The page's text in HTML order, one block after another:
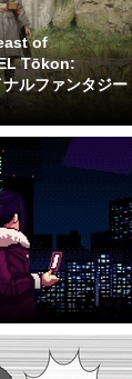
of
Tōkon:
ルファンタジー